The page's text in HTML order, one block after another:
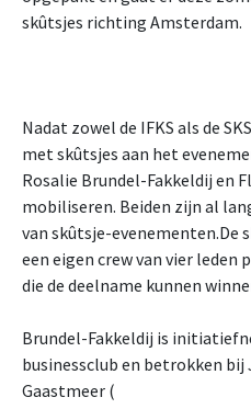
skûtsjes richting Amsterdam.
Nadat zowel de IFKS als de
met skûtsjes aan het
Rosalie Brundel-Fakkeldij en
mobiliseren. Beiden zijn al
van skûtsje-evenementen.De
een eigen crew van vier leden
die de deelname kunnen
Brundel-Fakkeldij is
businessclub en betrokken
Gaastmeer (